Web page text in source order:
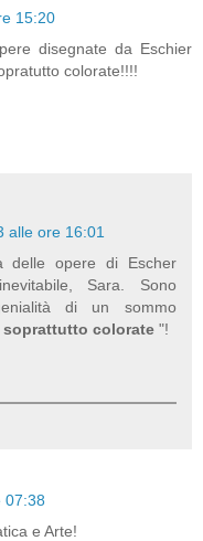
15:20
disegnate da Eschier
colorate!!!!
alle ore 16:01
delle opere di Escher
Sara. Sono
di un sommo
soprattutto colorate"!
07:38
e Arte!